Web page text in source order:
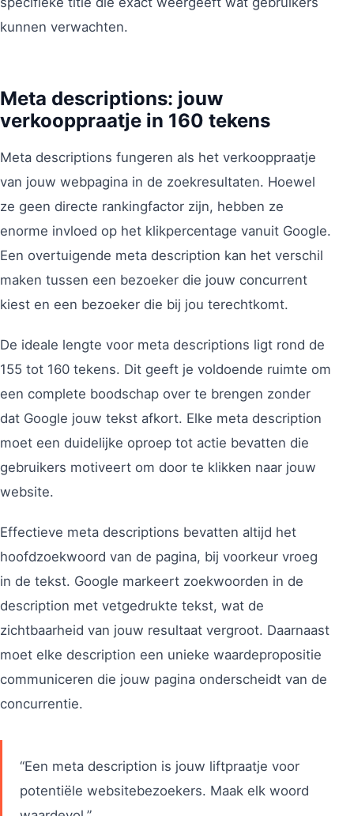
kunnen verwachten.
Meta descriptions: jouw
verkooppraatje in 160 tekens
Meta descriptions fungeren als het verkooppraatje
van jouw webpagina in de zoekresultaten. Hoewel
ze geen directe rankingfactor zijn, hebben ze
enorme invloed op het klikpercentage vanuit Google.
Een overtuigende meta description kan het verschil
maken tussen een bezoeker die jouw concurrent
kiest en een bezoeker die bij jou terechtkomt.
De ideale lengte voor meta descriptions ligt rond de
155 tot 160 tekens. Dit geeft je voldoende ruimte om
een complete boodschap over te brengen zonder
dat Google jouw tekst afkort. Elke meta description
moet een duidelijke oproep tot actie bevatten die
gebruikers motiveert om door te klikken naar jouw
website.
Effectieve meta descriptions bevatten altijd het
hoofdzoekwoord van de pagina, bij voorkeur vroeg
in de tekst. Google markeert zoekwoorden in de
description met vetgedrukte tekst, wat de
zichtbaarheid van jouw resultaat vergroot. Daarnaast
moet elke description een unieke waardepropositie
communiceren die jouw pagina onderscheidt van de
concurrentie.
“Een meta description is jouw liftpraatje voor
potentiële websitebezoekers. Maak elk woord